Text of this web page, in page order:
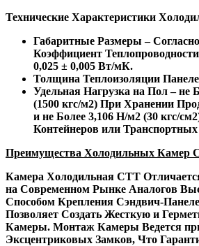
Технические Характеристики
Габаритные Размеры –
Коэффициент
0,025 ± 0,005 Вт/мК.
Толщина Теплоизоляции
Удельная Нагрузка на Пол – не
(1500 кгс/м2) При Хранении
и не Более 3,106 Н/м2 (30 кгс/
Контейнеров или
Преимущества Холодильных Камер
Камера Холодильная СТТ
на Современном Рынке Аналогов
Способом Крепления Сэндвич-
Позволяет Создать Жесткую и
Камеры. Монтаж Камеры Ведется
Эксцентриковых Замков, Что